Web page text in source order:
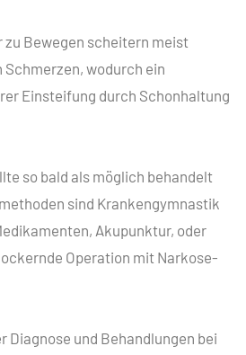
zu Bewegen scheitern meist
wodurch ein
Einsteifung durch Schonhaltung
so bald als möglich behandelt
sind Krankengymnastik
Akupunktur, oder
Operation mit Narkose-
Diagnose und Behandlungen bei